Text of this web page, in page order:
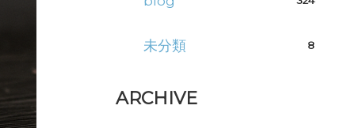
未分類 8
ARCHIVE